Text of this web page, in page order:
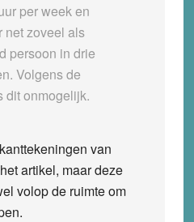
per week en
net zoveel als
persoon in drie
Volgens de
dit onmogelijk.
van
artikel, maar deze
volop de ruimte om